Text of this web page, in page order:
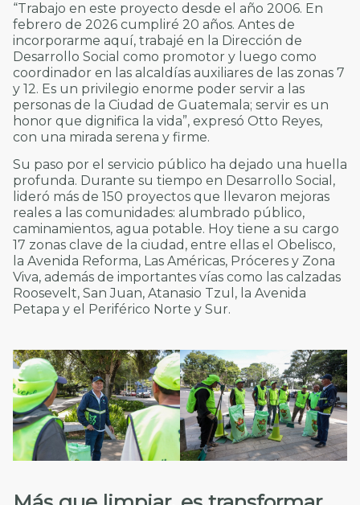
“Trabajo en este proyecto desde el año 2006. En
febrero de 2026 cumpliré 20 años. Antes de
incorporarme aquí, trabajé en la Dirección de
Desarrollo Social como promotor y luego como
coordinador en las alcaldías auxiliares de las zonas 7
y 12. Es un privilegio enorme poder servir a las
personas de la Ciudad de Guatemala; servir es un
honor que dignifica la vida”, expresó Otto Reyes,
con una mirada serena y firme.
Su paso por el servicio público ha dejado una huella
profunda. Durante su tiempo en Desarrollo Social,
lideró más de 150 proyectos que llevaron mejoras
reales a las comunidades: alumbrado público,
caminamientos, agua potable. Hoy tiene a su cargo
17 zonas clave de la ciudad, entre ellas el Obelisco,
la Avenida Reforma, Las Américas, Próceres y Zona
Viva, además de importantes vías como las calzadas
Roosevelt, San Juan, Atanasio Tzul, la Avenida
Petapa y el Periférico Norte y Sur.